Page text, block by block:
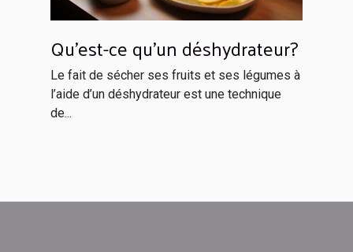
Qu'est-ce qu'un déshydrateur?
Le fait de sécher ses fruits et ses légumes à
l’aide d’un déshydrateur est une technique
de...